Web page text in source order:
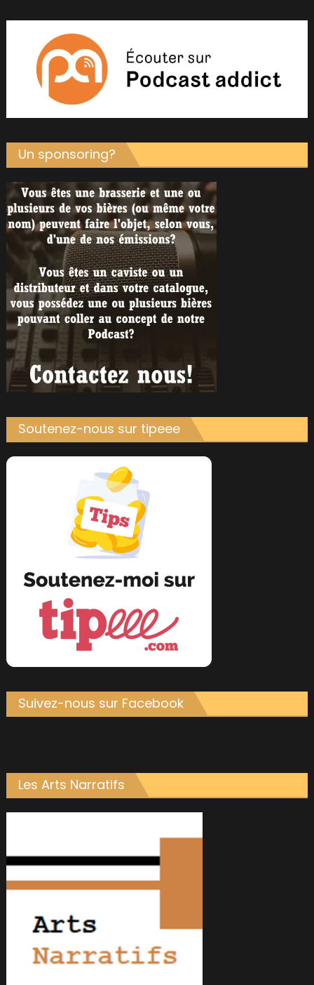
Un sponsoring?
Soutenez-nous sur tipeee
Suivez-nous sur Facebook
Les Arts Narratifs